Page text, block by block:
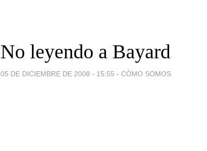
No leyendo a Bayard
05 DE DICIEMBRE DE 2008 - 15:55 - CÓMO SOMOS